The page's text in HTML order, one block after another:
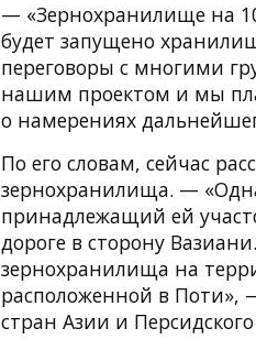
— «Зернохранилище на
будет запущено
переговоры с многими
нашим проектом и мы
о намерениях
По его словам, сейчас
зернохранилища. —
принадлежащий ей
дороге в сторону
зернохранилища на
расположенной в Поти»,
стран Азии и